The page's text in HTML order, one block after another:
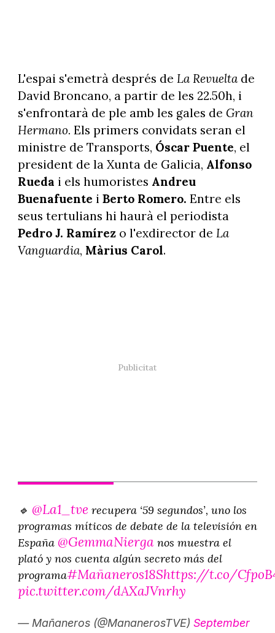
L'espai s'emetrà després de La Revueltade
David Broncano, a partir de les 22.50h, i
s'enfrontarà de ple amb les gales de Gran
Hermano. Els primers convidats seran el
ministre de Transports, Óscar Puente, el
president de la Xunta de Galicia, Alfonso
Rueda i els humoristes Andreu
Buenafuente i Berto Romero. Entre els
seus tertulians hi haurà el periodista
Pedro J. Ramírezo l'exdirector de La
Vanguardia, Màrius Carol.
🔹 @La1_tve recupera ‘59 segundos’, uno los
programas míticos de debate de la televisión en
España @GemmaNierganos muestra el
plató y nos cuenta algún secreto más del
programa#Mañaneros18Shttps://t.co/
pic.twitter.com/dAXaJVnrhy
— Mañaneros (@MananerosTVE) September